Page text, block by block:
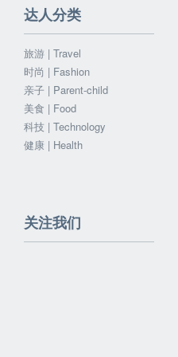
达人分类
旅游 | Travel
时尚 | Fashion
亲子 | Parent-child
美食 | Food
科技 | Technology
健康 | Health
关注我们